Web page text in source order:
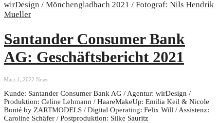
Santander Consumer Bank
AG: Geschäftsbericht 2021
März 1, 2022 News
Kunde: Santander Consumer Bank AG / Agentur: wirDesign /
Produktion: Celine Lehmann / HaareMakeUp: Emilia Keil & Nicole
Bonté by ZARTMODELS / Digital Operating: Felix Will / Assistenz:
Caroline Schäfer / Postproduktion: Silke Sauritz